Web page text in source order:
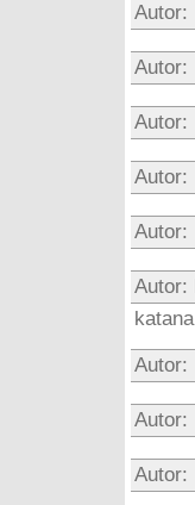
Autor:
Autor:
Autor:
Autor:
Autor:
Autor:
katana
Autor:
Autor:
Autor: